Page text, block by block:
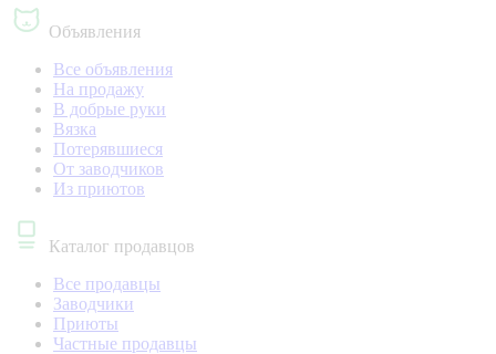
Объявления
Все объявления
На продажу
В добрые руки
Вязка
Потерявшиеся
От заводчиков
Из приютов
Каталог продавцов
Все продавцы
Заводчики
Приюты
Частные продавцы